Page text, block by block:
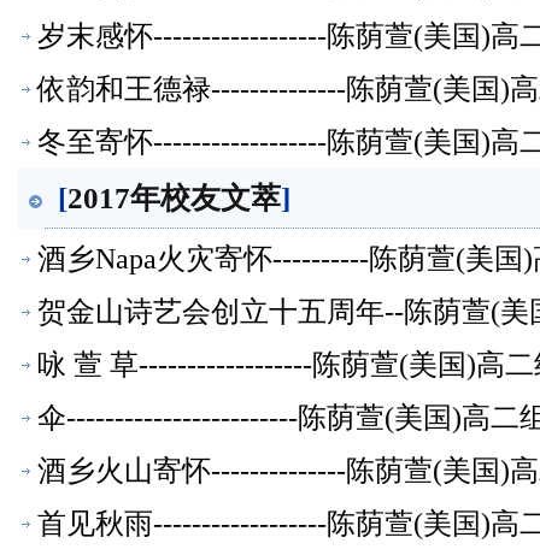
岁末感怀------------------陈荫萱(美国)高
依韵和王德禄--------------陈荫萱(美国)
冬至寄怀------------------陈荫萱(美国)高
[2017年校友文萃]
酒乡Napa火灾寄怀----------陈荫萱(美国
贺金山诗艺会创立十五周年--陈荫萱(
咏 萱 草------------------陈荫萱(美国)高
伞------------------------陈荫萱(美国)高二
酒乡火山寄怀--------------陈荫萱(美国)
首见秋雨------------------陈荫萱(美国)高